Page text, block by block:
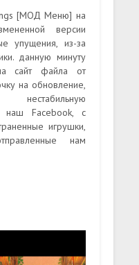
[МОД Меню] на
версии
упущения, из-за
данную минуту
сайт файла от
на обновление,
нестабильную
наш Facebook, с
игрушки,
нам